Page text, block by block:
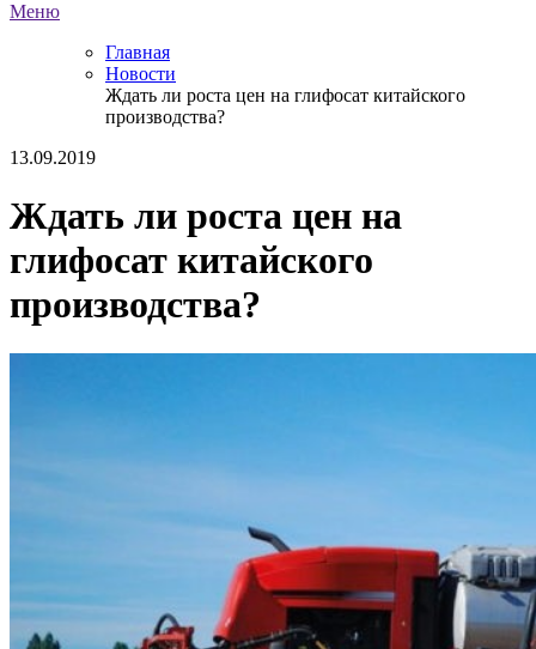
Меню
Главная
Новости
Ждать ли роста цен на глифосат китайского
производства?
13.09.2019
Ждать ли роста цен на
глифосат китайского
производства?